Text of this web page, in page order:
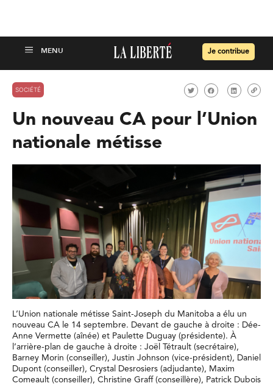
Je contribue
SOCIÉTÉ
Un nouveau CA pour l’Union
nationale métisse
L’Union nationale métisse Saint-Joseph du Manitoba a élu un
nouveau CA le 14 septembre. Devant de gauche à droite : Dée-
Anne Vermette (aînée) et Paulette Duguay (présidente). À
l’arrière-plan de gauche à droite : Joël Tétrault (secrétaire),
Barney Morin (conseiller), Justin Johnson (vice-président), Daniel
Dupont (conseiller), Crystal Desrosiers (adjudante), Maxim
Comeault (conseiller), Christine Graff (conseillère), Patrick Dubois